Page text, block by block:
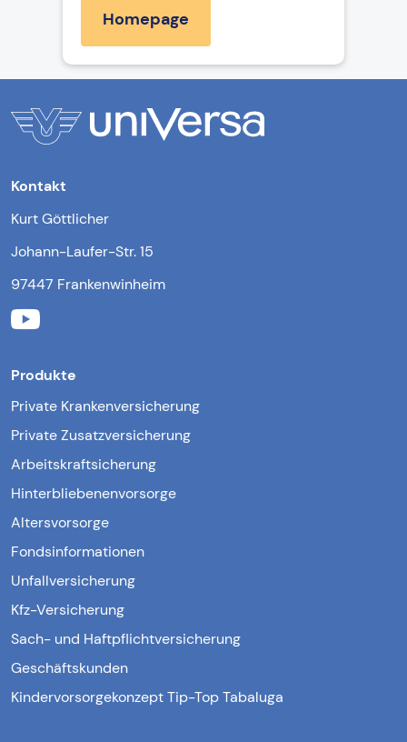
Homepage
Kontakt
Kurt Göttlicher
Johann-Laufer-Str. 15
97447 Frankenwinheim
Produkte
Private Krankenversicherung
Private Zusatzversicherung
Arbeitskraftsicherung
Hinterbliebenenvorsorge
Altersvorsorge
Fondsinformationen
Unfallversicherung
Kfz-Versicherung
Sach- und Haftpflichtversicherung
Geschäftskunden
Kindervorsorgekonzept Tip-Top Tabaluga